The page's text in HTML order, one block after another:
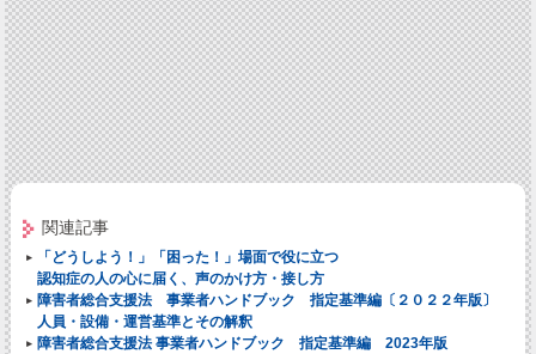
関連記事
「どうしよう！」「困った！」場面で役に立つ
認知症の人の心に届く、声のかけ方・接し方
障害者総合支援法 事業者ハンドブック 指定基準編〔２０２２年版〕
人員・設備・運営基準とその解釈
障害者総合支援法 事業者ハンドブック 指定基準編 2023年版